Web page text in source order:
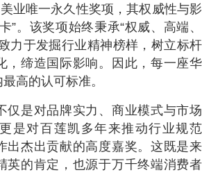
业唯一永久性奖项，其权威性与影
”。该奖项始终秉承“权威、高端、
力于发掘行业精神榜样，树立标杆
，缔造国际影响。因此，每一座华
高的认可标准。
仅是对品牌实力、商业模式与市场
是对百莲凯多年来推动行业规范
出杰出贡献的高度嘉奖。这既是来
英的肯定，也源于万千终端消费者